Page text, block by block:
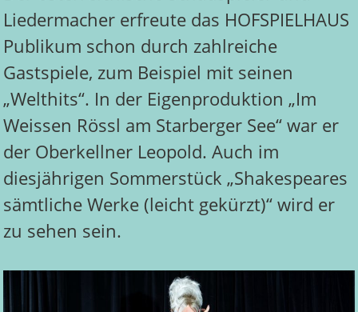
Liedermacher erfreute das HOFSPIELHAUS
Publikum schon durch zahlreiche
Gastspiele, zum Beispiel mit seinen
„Welthits“. In der Eigenproduktion „Im
Weissen Rössl am Starberger See“war er
der Oberkellner Leopold. Auch im
diesjährigen Sommerstück „Shakespeares
sämtliche Werke (leicht gekürzt)“ wird er
zu sehen sein.